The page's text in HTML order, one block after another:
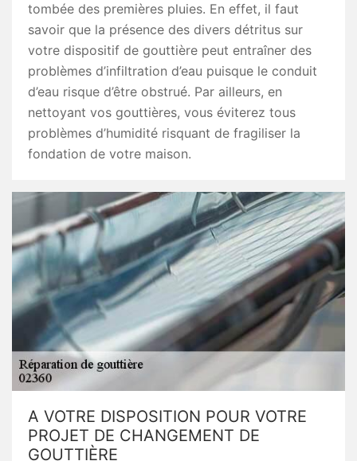
tombée des premières pluies. En effet, il faut
savoir que la présence des divers détritus sur
votre dispositif de gouttière peut entraîner des
problèmes d’infiltration d’eau puisque le conduit
d’eau risque d’être obstrué. Par ailleurs, en
nettoyant vos gouttières, vous éviterez tous
problèmes d’humidité risquant de fragiliser la
fondation de votre maison.
A VOTRE DISPOSITION POUR VOTRE
PROJET DE CHANGEMENT DE
GOUTTIÈRE